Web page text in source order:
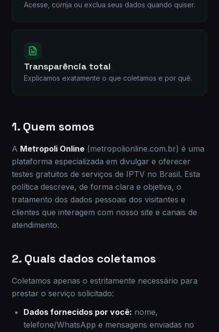
Acesse, corrija ou exclua seus dados quando quiser.
Transparência total
Explicamos exatamente o que coletamos e por quê.
1. Quem somos
A Metropoli Online (metropolionline.com.br) é uma
plataforma especializada em divulgar e oferecer
testes gratuitos de serviços de IPTV no Brasil. Esta
política descreve, de forma clara e objetiva, o
tratamento dos dados pessoais dos visitantes e
clientes que interagem com nosso site e canais de
atendimento.
2. Quais dados coletamos
Coletamos apenas o estritamente necessário para
prestar o serviço solicitado:
Dados fornecidos por você: nome,
telefone/WhatsApp e mensagens enviadas no